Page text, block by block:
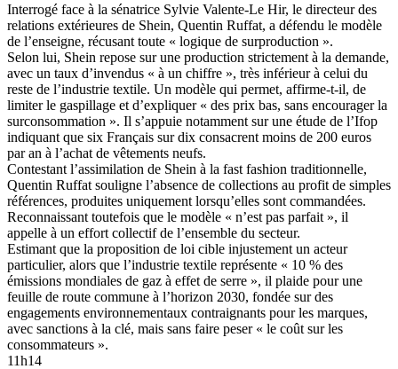
Interrogé face à la sénatrice Sylvie Valente-Le Hir, le directeur des
relations extérieures de Shein, Quentin Ruffat, a défendu le modèle
de l’enseigne, récusant toute « logique de surproduction ».
Selon lui, Shein repose sur une production strictement à la demande,
avec un taux d’invendus « à un chiffre », très inférieur à celui du
reste de l’industrie textile. Un modèle qui permet, affirme-t-il, de
limiter le gaspillage et d’expliquer « des prix bas, sans encourager la
surconsommation ». Il s’appuie notamment sur une étude de l’Ifop
indiquant que six Français sur dix consacrent moins de 200 euros
par an à l’achat de vêtements neufs.
Contestant l’assimilation de Shein à la fast fashion traditionnelle,
Quentin Ruffat souligne l’absence de collections au profit de simples
références, produites uniquement lorsqu’elles sont commandées.
Reconnaissant toutefois que le modèle « n’est pas parfait », il
appelle à un effort collectif de l’ensemble du secteur.
Estimant que la proposition de loi cible injustement un acteur
particulier, alors que l’industrie textile représente « 10 % des
émissions mondiales de gaz à effet de serre », il plaide pour une
feuille de route commune à l’horizon 2030, fondée sur des
engagements environnementaux contraignants pour les marques,
avec sanctions à la clé, mais sans faire peser « le coût sur les
consommateurs ».
11h14